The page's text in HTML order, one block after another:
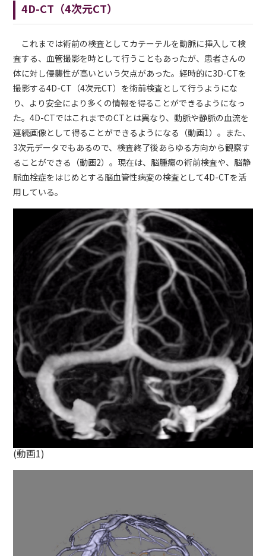
4D-CT（4次元CT）
これまでは術前の検査としてカテーテルを動脈に挿入して検
査する、血管撮影を時として行うこともあったが、患者さんの
体に対し侵襲性が高いという欠点があった。経時的に3D-CTを
撮影する4D-CT（4次元CT）を術前検査として行うようにな
り、より安全により多くの情報を得ることができるようになっ
た。4D-CTではこれまでのCTとは異なり、動脈や静脈の血流を
連続画像として得ることができるようになる（動画1）。また、
3次元データでもあるので、検査終了後あらゆる方向から観察す
ることができる（動画2）。現在は、脳腫瘍の術前検査や、脳静
脈血栓症をはじめとする脳血管性病変の検査として4D-CTを活
用している。
(動画1)